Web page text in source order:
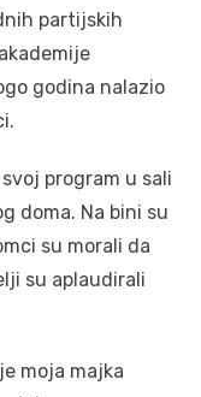
partijskih
godina nalazio
program u sali
doma. Na bini su
su morali da
su aplaudirali
moja majka